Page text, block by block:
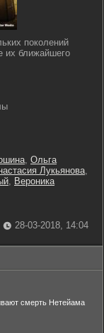
поколений
их ближайшего
, Ольга
Лукьянова,
, Вероника
28-03-2018, 14:04
смерть Нетейама